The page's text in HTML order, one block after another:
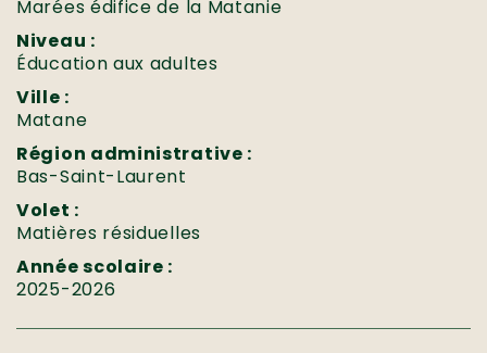
Marées édifice de la Matanie
Niveau :
Éducation aux adultes
Ville :
Matane
Région administrative :
Bas-Saint-Laurent
Volet :
Matières résiduelles
Année scolaire :
2025-2026